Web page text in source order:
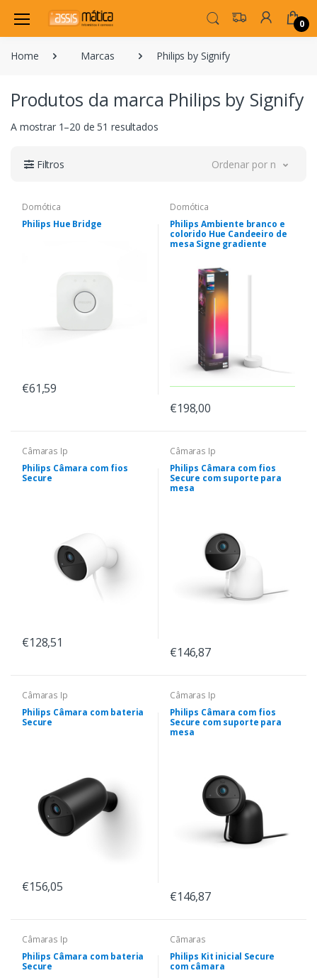
0
Home Marcas Philips by Signify
Produtos da marca Philips by Signify
A mostrar 1–20 de 51 resultados
Filtros Ordenar por novidade
Domótica
Philips Hue Bridge
€61,59
Domótica
Philips Ambiente branco e
colorido Hue Candeeiro de
mesa Signe gradiente
€198,00
Câmaras Ip
Philips Câmara com fios
Secure
€128,51
Câmaras Ip
Philips Câmara com fios
Secure com suporte para
mesa
€146,87
Câmaras Ip
Philips Câmara com bateria
Secure
€156,05
Câmaras Ip
Philips Câmara com fios
Secure com suporte para
mesa
€146,87
Câmaras Ip
Philips Câmara com bateria
Secure
Cãmaras
Philips Kit inicial Secure
com câmara